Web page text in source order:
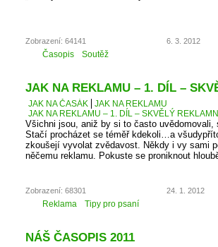
Zobrazení: 64141 6. 3. 2012
Časopis Soutěž
JAK NA REKLAMU – 1. DÍL –
JAK NA ČASÁK
JAK NA REKLAMU
JAK NA REKLAMU – 1. DÍL – SKVĚLÝ
Všichni jsou, aniž by si to často
Stačí procházet se téměř kdekoli…a
zkoušejí vyvolat zvědavost. Někdy i vy sami
něčemu reklamu. Pokuste se proniknout
Zobrazení: 68301 24. 1. 2012
Reklama Tipy pro psaní
NÁŠ ČASOPIS 2011